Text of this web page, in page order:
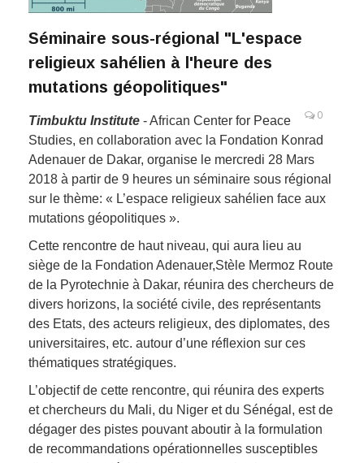
Séminaire sous-régional "L'espace
religieux sahélien à l'heure des
mutations géopolitiques"
0
Timbuktu Institute - African Center for Peace
Studies, en collaboration avec la Fondation Konrad
Adenauer de Dakar, organise le mercredi 28 Mars
2018 à partir de 9 heures un séminaire sous régional
sur le thème: « L’espace religieux sahélien face aux
mutations géopolitiques ».
Cette rencontre de haut niveau, qui aura lieu au
siège de la Fondation Adenauer,Stèle Mermoz Route
de la Pyrotechnie à Dakar, réunira des chercheurs de
divers horizons, la société civile, des représentants
des Etats, des acteurs religieux, des diplomates, des
universitaires, etc. autour d’une réflexion sur ces
thématiques stratégiques.
L’objectif de cette rencontre, qui réunira des experts
et chercheurs du Mali, du Niger et du Sénégal, est de
dégager des pistes pouvant aboutir à la formulation
de recommandations opérationnelles susceptibles